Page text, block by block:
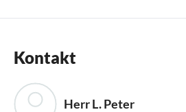
Kontakt
Herr L. Peter